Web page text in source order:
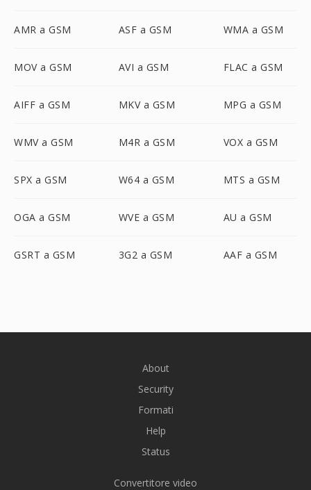
AMR a GSM ASF a GSM WMA a GSM
MOV a GSM AVI a GSM FLAC a GSM
AIFF a GSM MKV a GSM MPG a GSM
WMV a GSM M4R a GSM VOX a GSM
SPX a GSM W64 a GSM MTS a GSM
OGA a GSM WVE a GSM AU a GSM
GSRT a GSM 3G2 a GSM AAF a GSM
About
Security
Formati
Help
Status
Convertitore video